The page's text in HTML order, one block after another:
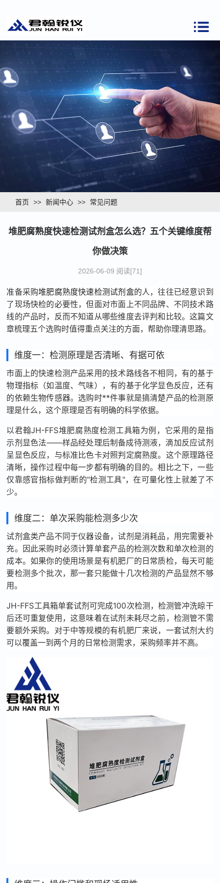
首页 >> 新闻中心 >> 常见问题
堆肥腐熟度快速检测试剂盒怎么选？五个关键维度帮
你做决策
2026-06-09 阅读[71]
准备采购堆肥腐熟度快速检测试剂盒的人，往往已经意识到
了现场快检的必要性，但面对市面上不同品牌、不同技术路
线的产品时，反而不知道从哪些维度去评判和比较。这篇文
章梳理五个选购时值得重点关注的方面，帮助你理清思路。
维度一：检测原理是否清晰、有据可依
市面上的快速检测产品采用的技术路线各不相同，有的基于
物理指标（如温度、气味），有的基于化学显色反应，还有
的依赖生物传感器。选购时**件事就是搞清楚产品的检测原
理是什么，这个原理是否有明确的科学依据。
以君翰JH-FFS堆肥腐熟度检测工具箱为例，它采用的是指
示剂显色法——样品经处理后制备成待测液，滴加反应试剂
呈显色反应，与标准比色卡对照判定腐熟度。这个原理路径
清晰，操作过程中每一步都有明确的目的。相比之下，一些
仅靠感官指标做判断的"检测工具"，在可量化性上就差了不
少。
维度二：单次采购能检测多少次
试剂盒类产品不同于仪器设备，试剂是消耗品，用完需要补
充。因此采购时必须计算单套产品的检测次数和单次检测的
成本。如果你的使用场景是有机肥厂的日常质检，每天可能
要检测多个批次，那一套只能做十几次检测的产品显然不够
用。
JH-FFS工具箱单套试剂可完成100次检测，检测管冲洗晾干
后还可重复使用，这意味着在试剂未耗尽之前，检测管不需
要额外采购。对于中等规模的有机肥厂来说，一套试剂大约
可以覆盖一到两个月的日常检测需求，采购频率并不高。